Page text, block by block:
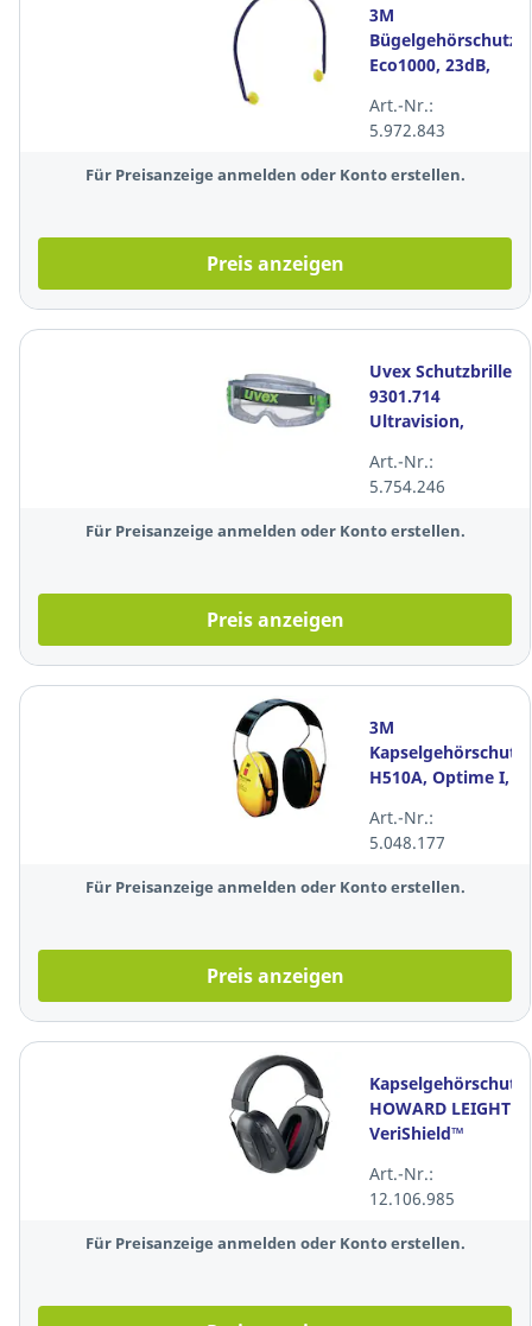
3M
Bügelgehörschutz
Eco1000, 23dB,
Art.-Nr.:
5.972.843
Für Preisanzeige anmelden oder Konto erstellen.
Preis anzeigen
Uvex Schutzbrille
9301.714
Ultravision,
Acetat, klar
Art.-Nr.:
5.754.246
Für Preisanzeige anmelden oder Konto erstellen.
Preis anzeigen
3M
Kapselgehörschutz
H510A, Optime I,
gelb/schwarz
Art.-Nr.:
5.048.177
Für Preisanzeige anmelden oder Konto erstellen.
Preis anzeigen
Kapselgehörschutz
HOWARD LEIGHT
VeriShield™
schwarz
Art.-Nr.:
12.106.985
Für Preisanzeige anmelden oder Konto erstellen.